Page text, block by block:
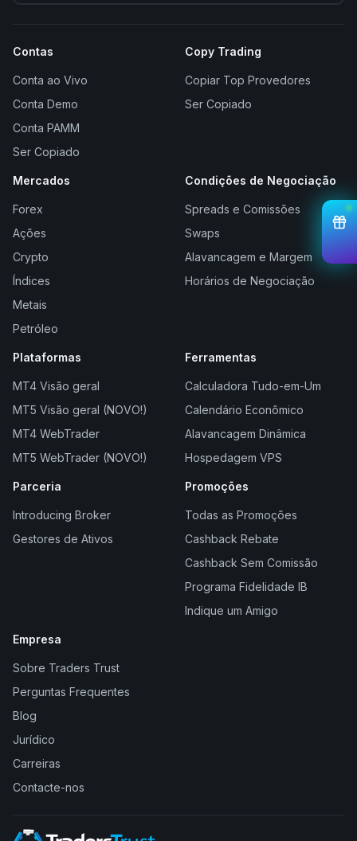
Contas
Conta ao Vivo
Conta Demo
Conta PAMM
Ser Copiado
Copy Trading
Copiar Top Provedores
Ser Copiado
Mercados
Forex
Ações
Crypto
Índices
Metais
Petróleo
Condições de Negociação
Spreads e Comissões
Swaps
Alavancagem e Margem
Horários de Negociação
Plataformas
MT4 Visão geral
MT5 Visão geral (NOVO!)
MT4 WebTrader
MT5 WebTrader (NOVO!)
Ferramentas
Calculadora Tudo-em-Um
Calendário Econômico
Alavancagem Dinâmica
Hospedagem VPS
Parceria
Introducing Broker
Gestores de Ativos
Promoções
Todas as Promoções
Cashback Rebate
Cashback Sem Comissão
Programa Fidelidade IB
Indique um Amigo
Empresa
Sobre Traders Trust
Perguntas Frequentes
Blog
Jurídico
Carreiras
Contacte-nos